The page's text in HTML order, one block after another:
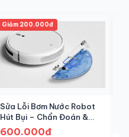
Giảm 200.000đ
Sửa Lỗi Bơm Nước Robot
Hút Bụi – Chẩn Đoán &
Khắc Phục | Senbot
600.000đ